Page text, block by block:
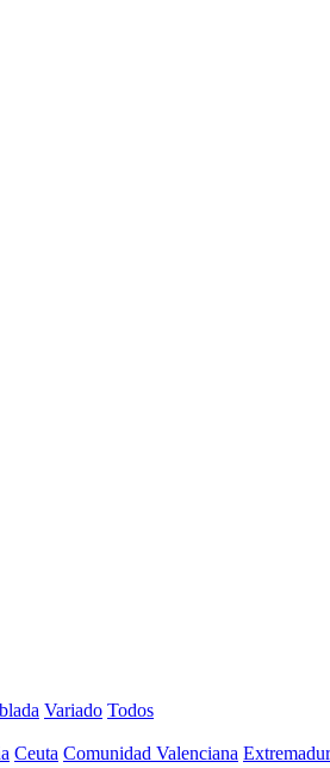
Variado Todos
Ceuta Comunidad Valenciana